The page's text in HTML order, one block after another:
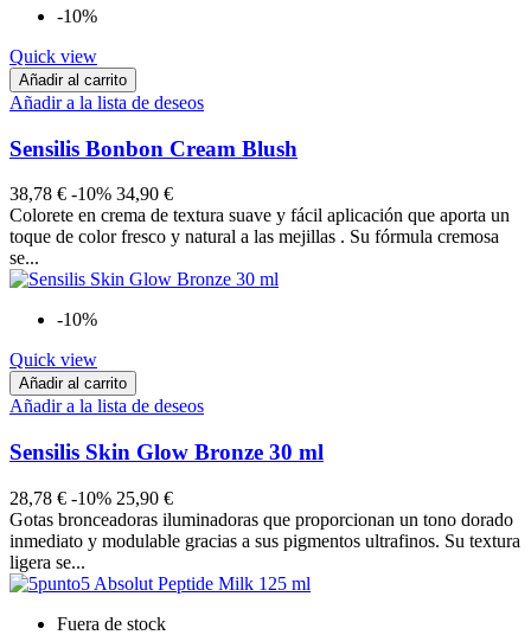
-10%
Quick view
Añadir al carrito
Añadir a la lista de deseos
Sensilis Bonbon Cream Blush
38,78 € -10% 34,90 €
Colorete en crema de textura suave y fácil aplicación que aporta un
toque de color fresco y natural a las mejillas . Su fórmula cremosa
se...
-10%
Quick view
Añadir al carrito
Añadir a la lista de deseos
Sensilis Skin Glow Bronze 30 ml
28,78 € -10% 25,90 €
Gotas bronceadoras iluminadoras que proporcionan un tono dorado
inmediato y modulable gracias a sus pigmentos ultrafinos. Su textura
ligera se...
Fuera de stock